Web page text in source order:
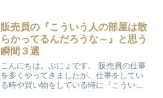
もブログの中でいろんな商品を紹介して
いますが、商品名 ： ...
販売員の『こういう人の部屋は散
らかってるんだろうな～』と思う
瞬間３選
こんにちは。ぷにょです。 販売員の仕事
を多くやってきましたが、仕事をしてい
る時や買い物をしている時に『こういう